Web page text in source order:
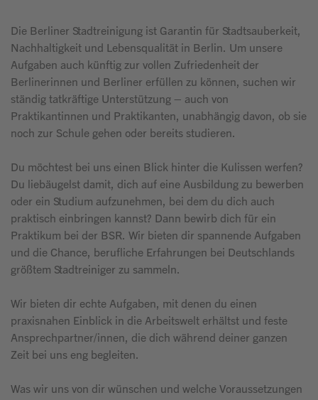
Die Berliner Stadtreinigung ist Garantin für Stadtsauberkeit,
Nachhaltigkeit und Lebensqualität in Berlin. Um unsere
Aufgaben auch künftig zur vollen Zufriedenheit der
Berlinerinnen und Berliner erfüllen zu können, suchen wir
ständig tatkräftige Unterstützung – auch von
Praktikantinnen und Praktikanten, unabhängig davon, ob sie
noch zur Schule gehen oder bereits studieren.
Du möchtest bei uns einen Blick hinter die Kulissen werfen?
Du liebäugelst damit, dich auf eine Ausbildung zu bewerben
oder ein Studium aufzunehmen, bei dem du dich auch
praktisch einbringen kannst? Dann bewirb dich für ein
Praktikum bei der BSR. Wir bieten dir spannende Aufgaben
und die Chance, berufliche Erfahrungen bei Deutschlands
größtem Stadtreiniger zu sammeln.
Wir bieten dir echte Aufgaben, mit denen du einen
praxisnahen Einblick in die Arbeitswelt erhältst und feste
Ansprechpartner/innen, die dich während deiner ganzen
Zeit bei uns eng begleiten.
Was wir uns von dir wünschen und welche Voraussetzungen